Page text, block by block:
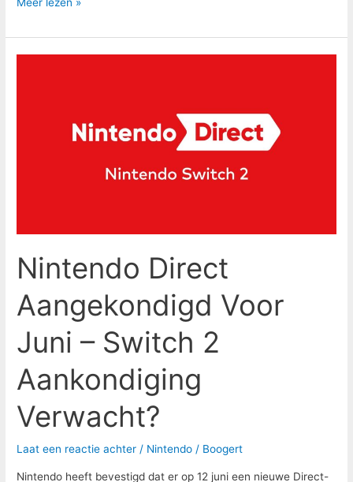
Nintendo Direct
Aangekondigd Voor
Juni – Switch 2
Aankondiging
Verwacht?
Laat een reactie achter / Nintendo / Boogert
Nintendo heeft bevestigd dat er op 12 juni een nieuwe Direct-